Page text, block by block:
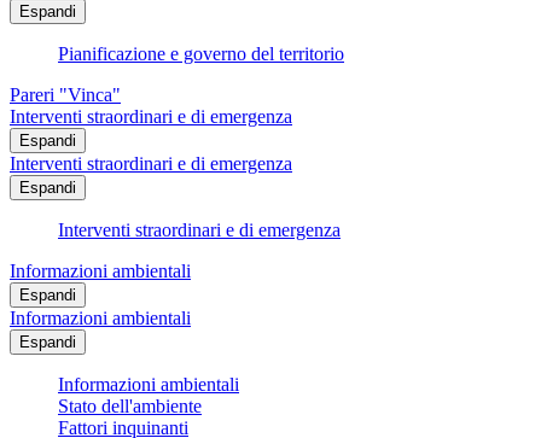
Espandi
Pianificazione e governo del territorio
Pareri "Vinca"
Interventi straordinari e di emergenza
Espandi
Interventi straordinari e di emergenza
Espandi
Interventi straordinari e di emergenza
Informazioni ambientali
Espandi
Informazioni ambientali
Espandi
Informazioni ambientali
Stato dell'ambiente
Fattori inquinanti